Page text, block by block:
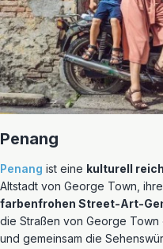
Penang
Penang ist eine kulturell
Altstadt von George Town, ihre
farbenfrohen Street-Art-
die Straßen von George
und gemeinsam die